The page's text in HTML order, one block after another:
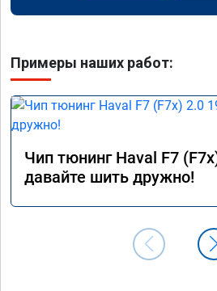
Примеры наших работ:
Чип тюнинг Haval F7
давайте шить дружно!